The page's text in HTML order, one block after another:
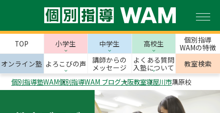
TOP 小学生 中学生 高校生
個別指導
WAMの特徴
オンライン塾 よろこびの声
講師からの
メッセージ
よくある質問
入塾について
教室検索
個別指導塾WAM個別指導WAM ブログ大阪教室寝屋川市黒原校